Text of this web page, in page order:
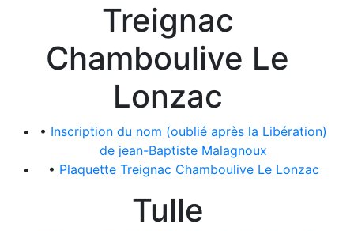
Treignac
Chamboulive Le
Lonzac
• Inscription du nom (oublié après la Libération)
de jean-Baptiste Malagnoux
• Plaquette Treignac Chamboulive Le Lonzac
Tulle